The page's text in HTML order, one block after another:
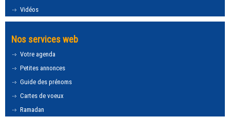
Vidéos
Nos services web
Votre agenda
Petites annonces
Guide des prénoms
Cartes de voeux
Ramadan